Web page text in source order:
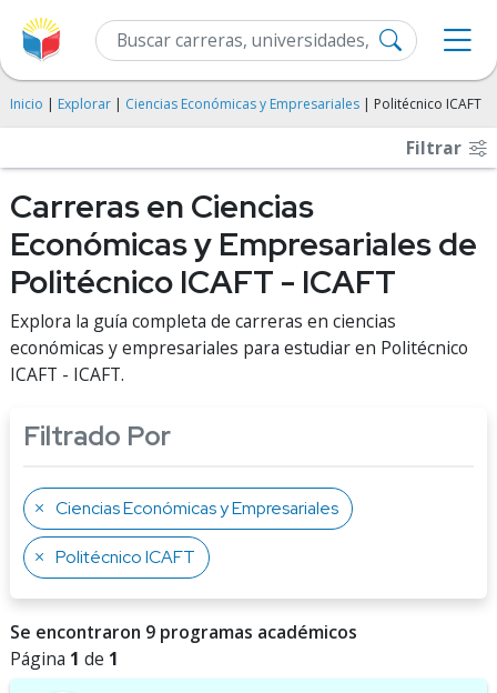
Inicio | Explorar | Ciencias Económicas y Empresariales | Politécnico ICAFT
Filtrar
Carreras en Ciencias
Económicas y Empresariales de
Politécnico ICAFT - ICAFT
Explora la guía completa de carreras en ciencias
económicas y empresariales para estudiar en Politécnico
ICAFT - ICAFT.
Filtrado Por
Ciencias Económicas y Empresariales
Politécnico ICAFT
Se encontraron 9 programas académicos
Página 1 de 1